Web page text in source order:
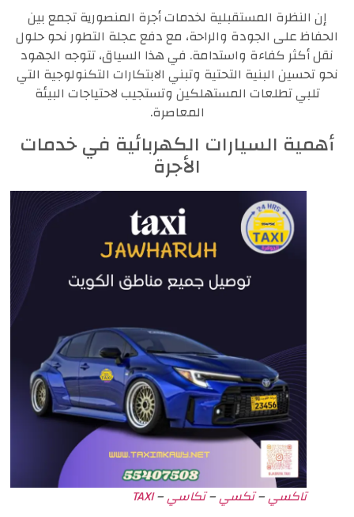
إن النظرة المستقبلية لخدمات أجرة المنصورية تجمع بين
الحفاظ على الجودة والراحة، مع دفع عجلة التطور نحو حلول
نقل أكثر كفاءة واستدامة. في هذا السياق، تتوجه الجهود
نحو تحسين البنية التحتية وتبني الابتكارات التكنولوجية التي
تلبي تطلعات المستهلكين وتستجيب لاحتياجات البيئة
المعاصرة.
أهمية السيارات الكهربائية في خدمات
الأجرة
تاكسي–تكسي–تكاسي–
TAXI